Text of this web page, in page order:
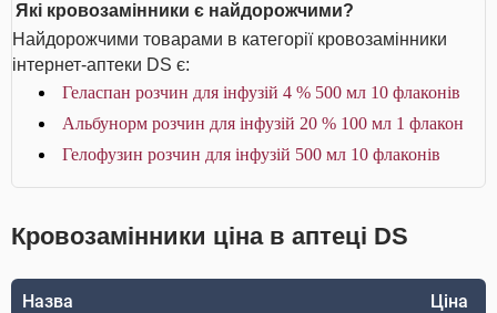
Які кровозамінники є найдорожчими?
Найдорожчими товарами в категорії кровозамінники
інтернет-аптеки DS є:
Геласпан розчин для інфузій 4 % 500 мл 10 флаконів
Альбунорм розчин для інфузій 20 % 100 мл 1 флакон
Гелофузин розчин для інфузій 500 мл 10 флаконів
Кровозамінники ціна в аптеці DS
Назва Ціна